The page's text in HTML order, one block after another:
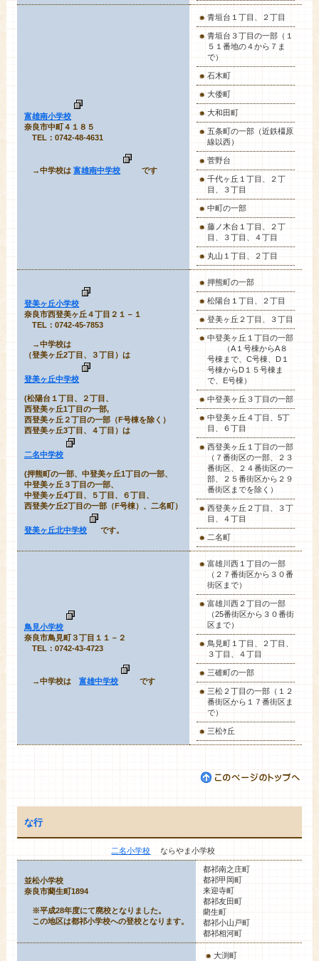
富雄南小学校
奈良市中町４１８５
TEL：0742-48-4631
→中学校は 富雄南中学校 です
青垣台１丁目 、２丁目
青垣台３丁目の一部（１
５１番地の４から７ま
で）
石木町
大倭町
大和田町
五条町の一部（近鉄橿原
線以西）
菅野台
千代ヶ丘１丁目、２丁
目、３丁目
中町の一部
藤ノ木台１丁目、２丁
目、３丁目、４丁目
丸山１丁目、２丁目
登美ヶ丘小学校
奈良市西登美ヶ丘４丁目２１－１
TEL：0742-45-7853
→中学校は
（登美ヶ丘2丁目、３丁目）は
登美ヶ丘中学校
(松陽台１丁目、２丁目、
西登美ヶ丘1丁目の一部,
西登美ヶ丘２丁目の一部（F号棟を除く）
西登美ヶ丘3丁目、４丁目）は
二名中学校
(押熊町の一部、中登美ヶ丘1丁目の一部、
中登美ヶ丘３丁目の一部、
中登美ヶ丘4丁目、５丁目、６丁目、
西登美ケ丘2丁目の一部（F号棟）、二名町）
登美ヶ丘北中学校 です。
押熊町の一部
松陽台１丁目、２丁目
登美ヶ丘２丁目、３丁目
中登美ヶ丘１丁目の一部
（A１号棟からA８
号棟まで、C号棟、D１
号棟からD１５号棟ま
で、E号棟）
中登美ヶ丘３丁目の一部
中登美ヶ丘４丁目、5丁
目、６丁目
西登美ヶ丘１丁目の一部
（７番街区の一部、２３
番街区、２４番街区の一
部、２５番街区から２９
番街区までを除く）
西登美ヶ丘２丁目、３丁
目、４丁目
二名町
鳥見小学校
奈良市鳥見町３丁目１１－２
TEL：0742-43-4723
→中学校は 富雄中学校 です
富雄川西１丁目の一部
（２７番街区から３０番
街区まで）
富雄川西２丁目の一部
（25番街区から３０番街
区まで）
鳥見町１丁目、２丁目、
３丁目、４丁目
三碓町の一部
三松２丁目の一部（１２
番街区から１７番街区ま
で）
三松ｹ丘
な行
二名小学校 ならやま小学校
並松小学校
奈良市藺生町1894
※平成28年度にて廃校となりました。
この地区は都祁小学校への登校となります。
都祁南之庄町
都祁甲岡町
来迎寺町
都祁友田町
藺生町
都祁小山戸町
都祁相河町
大渕町